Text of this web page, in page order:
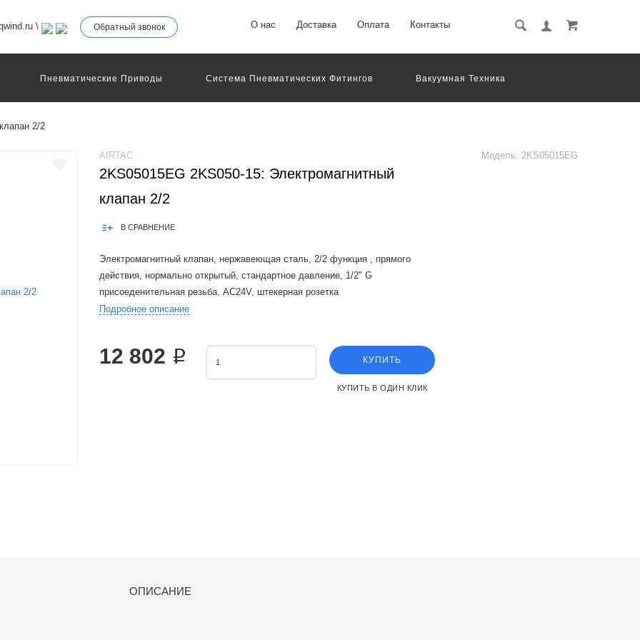
\ Обратный звонок О нас Доставка Оплата Контакты
Пневматические Приводы Система Пневматических Фитингов
Вакуумная Техника
Технология Управления
2/2
Модель: 2KS05015EG
AIRTAC
2KS05015EG 2KS050-15: Электромагнитный
клапан 2/2
В СРАВНЕНИЕ
Электромагнитный клапан, нержавеющая сталь, 2/2 функция , прямого
действия, нормально открытый, стандартное давление, 1/2" G
присоеденительная резьба, AC24V, штекерная розетка
Подробное описание
12 802 ₽ КУПИТЬ
КУПИТЬ В ОДИН КЛИК
ОПИСАНИЕ